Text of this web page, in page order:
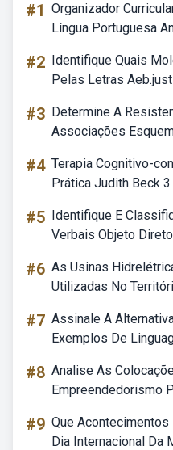
#1 Organizador
Língua Portuguesa
#2 Identifique Quais
Pelas Letras
#3 Determine A
Associações
#4 Terapia Cognitivo-
Prática Judith Beck
#5 Identifique E
Verbais Objeto
#6 As Usinas
Utilizadas No
#7 Assinale A
Exemplos De
#8 Analise As
Empreendedorismo
#9 Que
Dia Internacional Da